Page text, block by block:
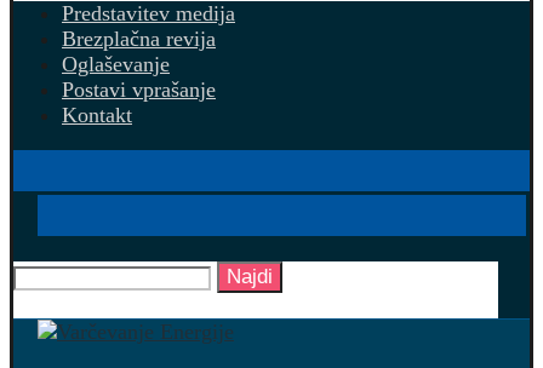
Predstavitev medija
Brezplačna revija
Oglaševanje
Postavi vprašanje
Kontakt
Najdi